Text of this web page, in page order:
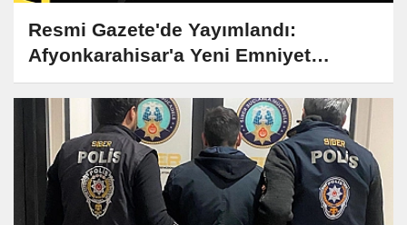
Resmi Gazete'de Yayımlandı:
Afyonkarahisar'a Yeni Emniyet
Müdürü Atandı